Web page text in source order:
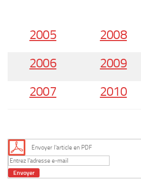
2005 2008
2006
2009
2007
2010
Envoyer l'article en PDF